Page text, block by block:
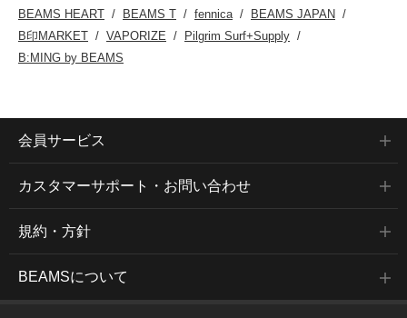
BEAMS HEART
BEAMS T fennica
BEAMS JAPAN
B印MARKET
VAPORIZE
Pilgrim Surf+Supply
B:MING by BEAMS
会員サービス
カスタマーサポート・お問い合わせ
規約・方針
BEAMSについて